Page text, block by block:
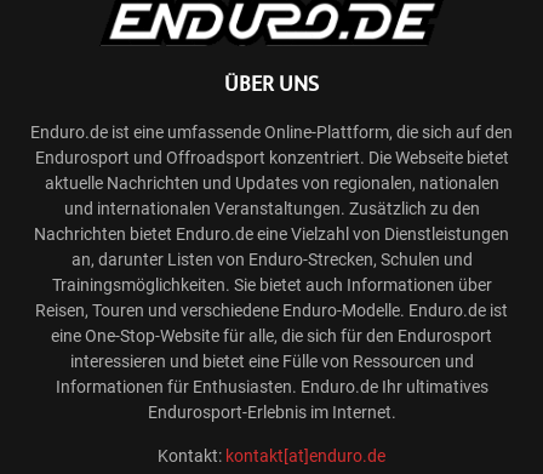
ÜBER UNS
Enduro.de ist eine umfassende Online-Plattform, die sich auf den
Endurosport und Offroadsport konzentriert. Die Webseite bietet
aktuelle Nachrichten und Updates von regionalen, nationalen
und internationalen Veranstaltungen. Zusätzlich zu den
Nachrichten bietet Enduro.de eine Vielzahl von Dienstleistungen
an, darunter Listen von Enduro-Strecken, Schulen und
Trainingsmöglichkeiten. Sie bietet auch Informationen über
Reisen, Touren und verschiedene Enduro-Modelle. Enduro.de ist
eine One-Stop-Website für alle, die sich für den Endurosport
interessieren und bietet eine Fülle von Ressourcen und
Informationen für Enthusiasten. Enduro.de Ihr ultimatives
Endurosport-Erlebnis im Internet.
Kontakt: kontakt[at]enduro.de